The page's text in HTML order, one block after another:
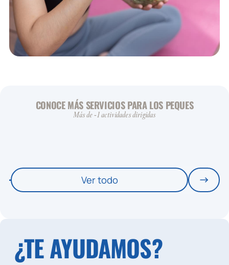
CONOCE MÁS SERVICIOS PARA LOS PEQUES
Más de -1 actividades dirigidas
Ver todo
¿TE AYUDAMOS?